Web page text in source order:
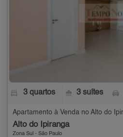
3 quartos 3 suítes
Alto do Ipiranga
Zona Sul - São Paulo